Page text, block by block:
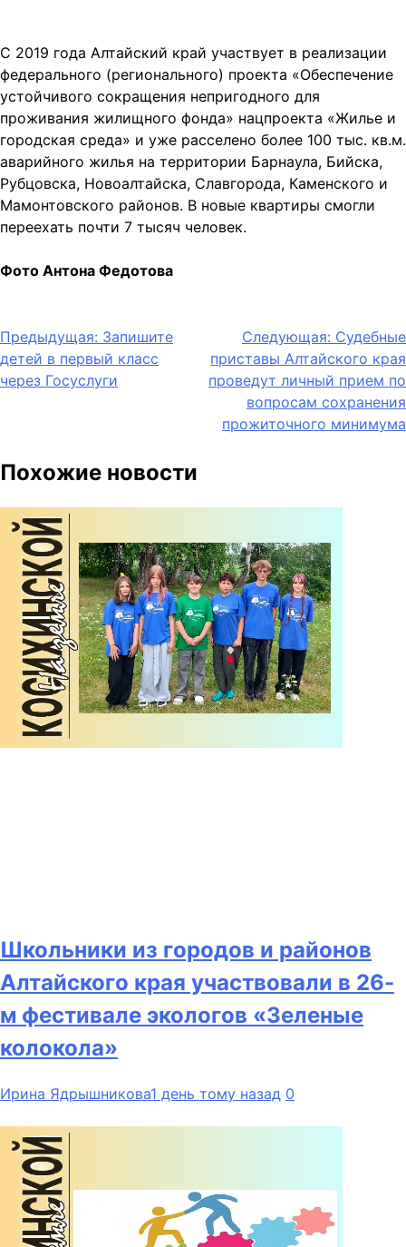
С 2019 года Алтайский край участвует в реализации
федерального (регионального) проекта «Обеспечение
устойчивого сокращения непригодного для
проживания жилищного фонда» нацпроекта «Жилье и
городская среда» и уже расселено более 100 тыс. кв.м.
аварийного жилья на территории Барнаула, Бийска,
Рубцовска, Новоалтайска, Славгорода, Каменского и
Мамонтовского районов. В новые квартиры смогли
переехать почти 7 тысяч человек.
Фото Антона Федотова
Навигация
по
Предыдущая: Запишите
детей в первый класс
через Госуслуги
Следующая: Судебные
приставы Алтайского края
проведут личный прием по
вопросам сохранения
прожиточного минимума
Похожие новости
Школьники из городов и районов
Алтайского края участвовали в 26-
м фестивале экологов «Зеленые
колокола»
Ирина Ядрышникова1 день тому назад 0